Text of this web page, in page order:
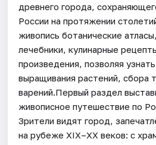
древнего города,
России на протяжении
живопись ботанические
лечебники, кулинарные
произведения, позволяя
выращивания растений, сбора
варений.Первый раздел
живописное путешествие по
Зрители видят город,
на рубеже XIX–XX веков: с